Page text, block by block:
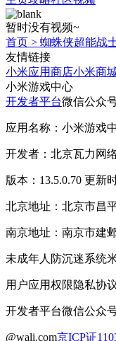
暂时没有视频~
首页 > 蜘蛛侠超能战
友情链接
小米应用商店小米商
小米游戏中心
开发者平台微信公众
应用名称：小米游戏
开发者：北京瓦力网
版本：13.5.0.70 更新
北京地址：北京市昌
南京地址：南京市建
未成年人防沉迷系统
用户应用权限隐私协
开发者平台微信公众
@wali.com京ICP证